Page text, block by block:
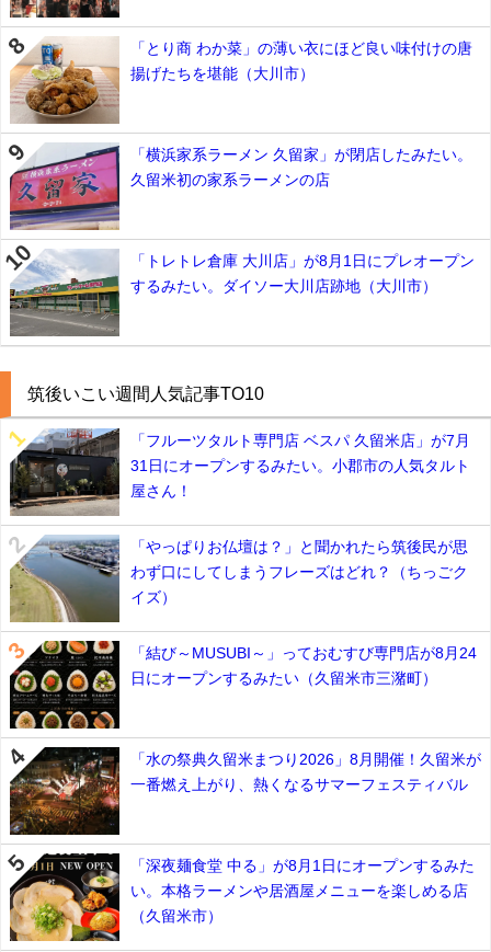
「とり商 わか菜」の薄い衣にほど良い味付けの唐
揚げたちを堪能（大川市）
「横浜家系ラーメン 久留家」が閉店したみたい。
久留米初の家系ラーメンの店
「トレトレ倉庫 大川店」が8月1日にプレオープン
するみたい。ダイソー大川店跡地（大川市）
筑後いこい週間人気記事TO10
「フルーツタルト専門店 ベスパ 久留米店」が7月
31日にオープンするみたい。小郡市の人気タルト
屋さん！
「やっぱりお仏壇は？」と聞かれたら筑後民が思
わず口にしてしまうフレーズはどれ？（ちっごク
イズ）
「結び～MUSUBI～」っておむすび専門店が8月24
日にオープンするみたい（久留米市三潴町）
「水の祭典久留米まつり2026」8月開催！久留米が
一番燃え上がり、熱くなるサマーフェスティバル
「深夜麺食堂 中る」が8月1日にオープンするみた
い。本格ラーメンや居酒屋メニューを楽しめる店
（久留米市）